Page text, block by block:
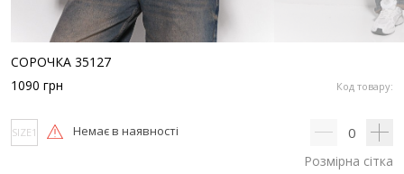
СОРОЧКА 35127
Код товару:
1090 грн
SIZE1 Немає в наявності 0
Розмірна сітка